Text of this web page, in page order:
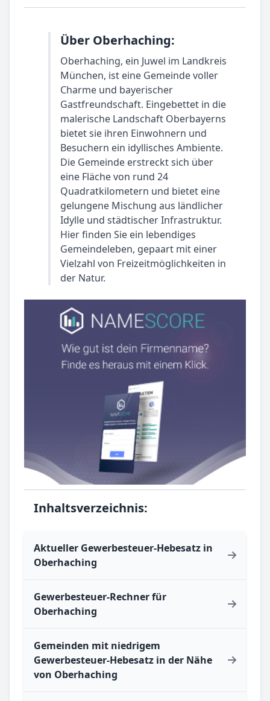
Über Oberhaching:
Oberhaching, ein Juwel im Landkreis
München, ist eine Gemeinde voller
Charme und bayerischer
Gastfreundschaft. Eingebettet in die
malerische Landschaft Oberbayerns
bietet sie ihren Einwohnern und
Besuchern ein idyllisches Ambiente.
Die Gemeinde erstreckt sich über
eine Fläche von rund 24
Quadratkilometern und bietet eine
gelungene Mischung aus ländlicher
Idylle und städtischer Infrastruktur.
Hier finden Sie ein lebendiges
Gemeindeleben, gepaart mit einer
Vielzahl von Freizeitmöglichkeiten in
der Natur.
Inhaltsverzeichnis:
Aktueller Gewerbesteuer-Hebesatz in
Oberhaching
Gewerbesteuer-Rechner für
Oberhaching
Gemeinden mit niedrigem
Gewerbesteuer-Hebesatz in der Nähe
von Oberhaching